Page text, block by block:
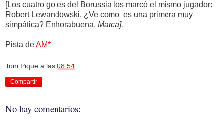
[Los cuatro goles del Borussia los marcó el mismo jugador:
Robert Lewandowski. ¿Ve como es una primera muy
simpática? Enhorabuena, Marca].
Pista deAM*
Toni Piqué a las 08:54
Compartir
No hay comentarios: